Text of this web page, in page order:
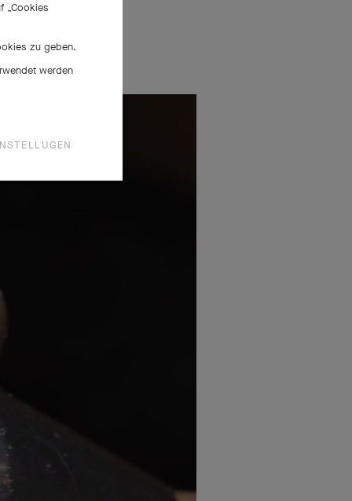
„Cookies
zu geben.
werden